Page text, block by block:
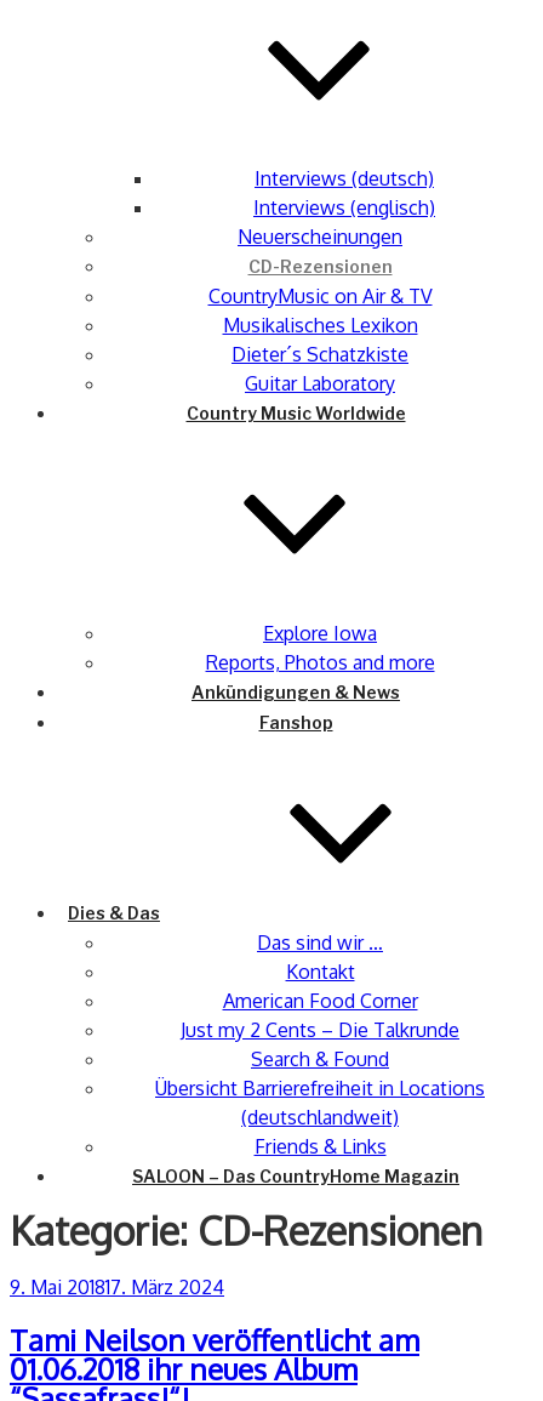
Interviews (deutsch)
Interviews (englisch)
Neuerscheinungen
CD-Rezensionen
CountryMusic on Air & TV
Musikalisches Lexikon
Dieter´s Schatzkiste
Guitar Laboratory
Country Music Worldwide
Explore Iowa
Reports, Photos and more
Ankündigungen & News
Fanshop
Dies & Das
Das sind wir …
Kontakt
American Food Corner
Just my 2 Cents – Die Talkrunde
Search & Found
Übersicht Barrierefreiheit in Locations
(deutschlandweit)
Friends & Links
SALOON – Das CountryHome Magazin
Kategorie: CD-Rezensionen
Veröffentlicht
9. Mai 201817. März 2024
Tami Neilson veröffentlicht am
01.06.2018 ihr neues Album